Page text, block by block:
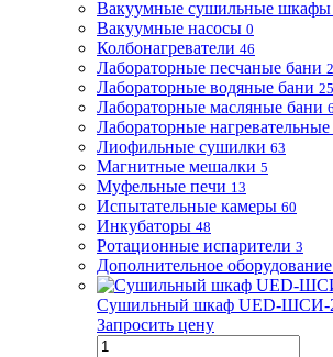
Вакуумные сушильные шкафы
Вакуумные насосы 0
Колбонагреватели 46
Лабораторные песчаные бани 2
Лабораторные водяные бани 25
Лабораторные масляные бани 6
Лабораторные
Лиофильные сушилки 63
Магнитные мешалки 5
Муфельные печи 13
Испытательные камеры 60
Инкубаторы 48
Ротационные испарители 3
Дополнительное оборудование
Сушильный шкаф UED-ШСИ-
Запросить цену